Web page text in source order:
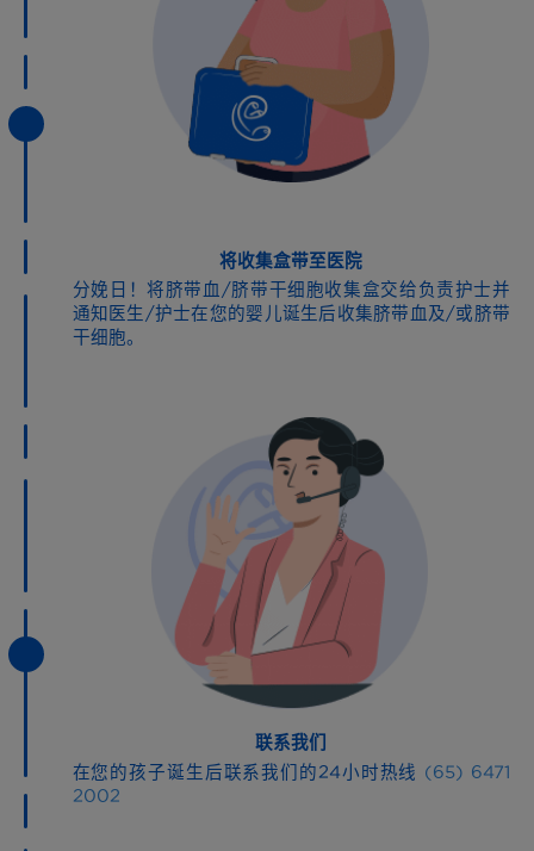
将收集盒带至医院
分娩日！将脐带血/脐带干细胞收集盒交给负责护士并
通知医生/护士在您的婴儿诞生后收集脐带血及/或脐带
干细胞。
联系我们
在您的孩子诞生后联系我们的24小时热线 (65) 6471
2002